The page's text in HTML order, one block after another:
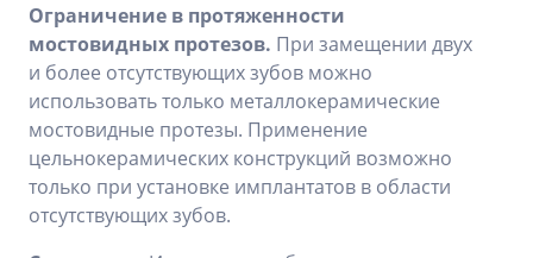
Ограничение в протяженности
мостовидных протезов. При замещении двух
и более отсутствующих зубов можно
использовать только металлокерамические
мостовидные протезы. Применение
цельнокерамических конструкций возможно
только при установке имплантатов в области
отсутствующих зубов.